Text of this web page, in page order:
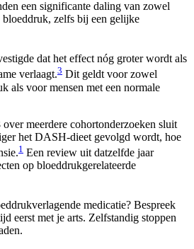
een significante daling van zowel
bloeddruk, zelfs bij een gelijke
dat het effect nóg groter wordt als
verlaagt.3 Dit geldt voor zowel
als voor mensen met een normale
meerdere cohortonderzoeken sluit
het DASH-dieet gevolgd wordt, hoe
1 Een review uit datzelfde jaar
op bloeddrukgerelateerde
medicatie? Bespreek
eerst met je arts. Zelfstandig stoppen